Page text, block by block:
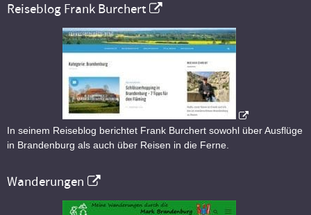
Reiseblog Frank Burchert
In seinem Reiseblog berichtet Frank Burchert sowohl über Ausflüge
in Brandenburg als auch über Reisen in die Ferne.
Wanderungen